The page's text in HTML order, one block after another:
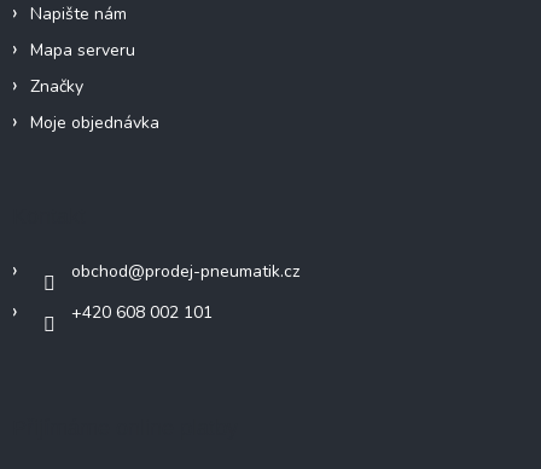
Napište nám
Mapa serveru
Značky
Moje objednávka
obchod@prodej-pneumatik.cz
+420 608 002 101